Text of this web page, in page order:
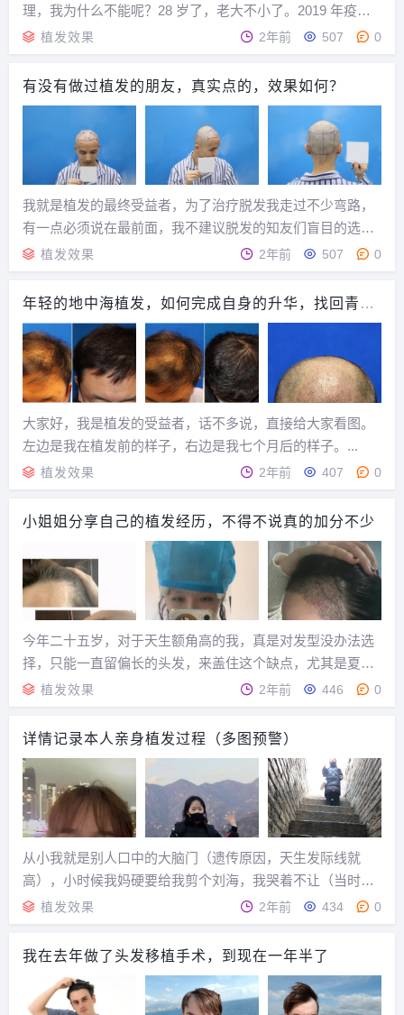
理，我为什么不能呢？28 岁了，老大不小了。2019 年疫情
之前M区发际线还没有那么高， M 区也没有秃，不知道怎么
回事 2020 年开始，M 区发际线越来越上，早在几年前就想
M 区植发了，没有认真去了...
植发效果 2年前 507 0
有没有做过植发的朋友，真实点的，效果如何？
我就是植发的最终受益者，为了治疗脱发我走过不少弯路，
有一点必须说在最前面，我不建议脱发的知友们盲目的选择
植发机构，因为植发大小也算一个手术，虽说是一个表皮的
微创小手术，不会伤及性命，但是如果植发构技术不行，植
发失败导致浪费毛囊了那你哭都来不及。说一下我自己...
植发效果 2年前 507 0
年轻的地中海植发，如何完成自身的升华，找回青春
的自信
大家好，我是植发的受益者，话不多说，直接给大家看图。
左边是我在植发前的样子，右边是我七个月后的样子。...
植发效果 2年前 407 0
小姐姐分享自己的植发经历，不得不说真的加分不少
今年二十五岁，对于天生额角高的我，真是对发型没办法选
择，只能一直留偏长的头发，来盖住这个缺点，尤其是夏天
留这个头发真的好热啊，看我的额角这怕是飞出了天际，自
己也不知道为什么自己的额角这么高，除了平时喜欢熬点
夜，我也没啥坏的习惯呀，爸妈的头发都是很正常的状态...
植发效果 2年前 446 0
详情记录本人亲身植发过程（多图预警）
从小我就是别人口中的大脑门（遗传原因，天生发际线就
高），小时候我妈硬要给我剪个刘海，我哭着不让（当时没
有美丑概念），我清清楚楚记得，我说那像蜘蛛精，从小学
三四年级开始吧，我自己留起了刘海，东西，刘海这东西就
伴随我十几年。...
植发效果 2年前 434 0
我在去年做了头发移植手术，到现在一年半了